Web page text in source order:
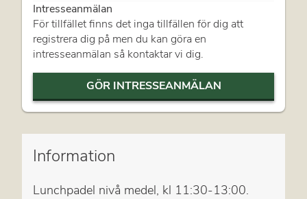
Information
Lunchpadel nivå medel, kl 11:30-13:00.
Intresseanmälan
För tillfället finns det inga tillfällen för dig att
registrera dig på men du kan göra en
intresseanmälan så kontaktar vi dig.
GÖR INTRESSEANMÄLAN